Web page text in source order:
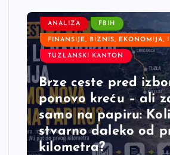
ANALIZA FBIH
FINANSIJE, BIZNIS, EKONOMIJA,
TUZLANSKI KANTON
Brze ceste pred
ponovo kreću – ali
samo na papiru:
stvarno daleko od
kilometra?